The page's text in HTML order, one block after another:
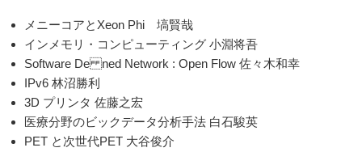
メニーコアとXeon Phi 塙賢哉
インメモリ・コンピューティング 小淵将吾
Software De ned Network : Open Flow 佐々木和幸
IPv6 林沼勝利
3D プリンタ 佐藤之宏
医療分野のビックデータ分析手法 白石駿英
PET と次世代PET 大谷俊介